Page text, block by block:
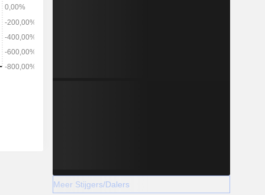
Meer Stijgers/Dalers